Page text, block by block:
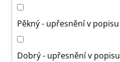
Pěkný - upřesnění v popisu
Dobrý - upřesnění v popisu